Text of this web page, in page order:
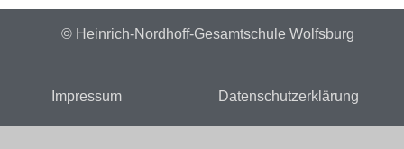
© Heinrich-Nordhoff-Gesamtschule Wolfsburg
Impressum Datenschutzerklärung